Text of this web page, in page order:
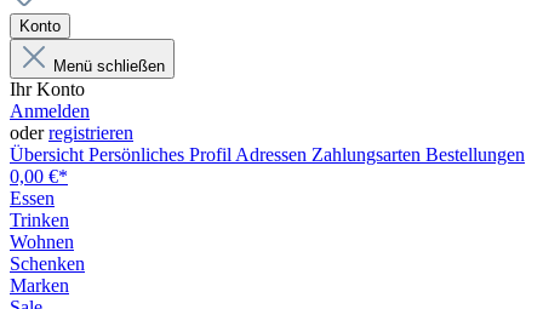
Konto
Menü schließen
Ihr Konto
Anmelden
oderregistrieren
Übersicht Persönliches Profil Adressen Zahlungsarten Bestellungen
0,00 €*
Essen
Trinken
Wohnen
Schenken
Marken